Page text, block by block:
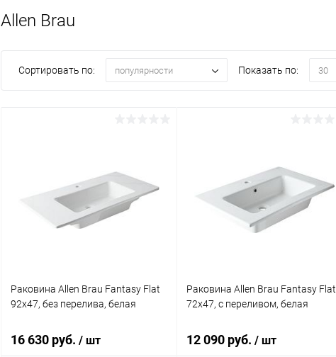
Allen Brau
Сортировать по: популярности Показать по: 30
Раковина Allen Brau Fantasy Flat
92x47, без перелива, белая
16 630 руб. / шт
Раковина Allen Brau Fantasy Flat
72x47, с переливом, белая
12 090 руб. / шт